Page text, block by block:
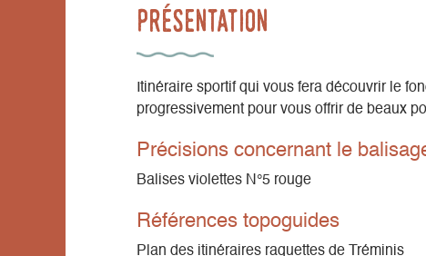
Présentation
Itinéraire sportif qui vous fera découvrir le
progressivement pour vous offrir de beaux
Précisions concernant le
Balises violettes N°5 rouge
Références topoguides
Plan des itinéraires raquettes de Tréminis